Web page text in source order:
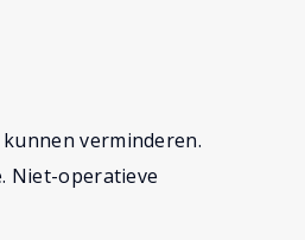
verminderen.
Niet-operatieve